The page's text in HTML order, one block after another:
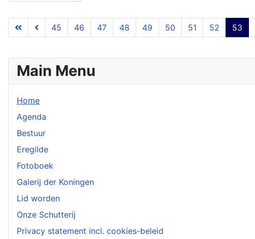
Main Menu
Home
Agenda
Bestuur
Eregilde
Fotoboek
Galerij der Koningen
Lid worden
Onze Schutterij
Privacy statement incl. cookies-beleid
45 46 47 48 49 50 51 52 53